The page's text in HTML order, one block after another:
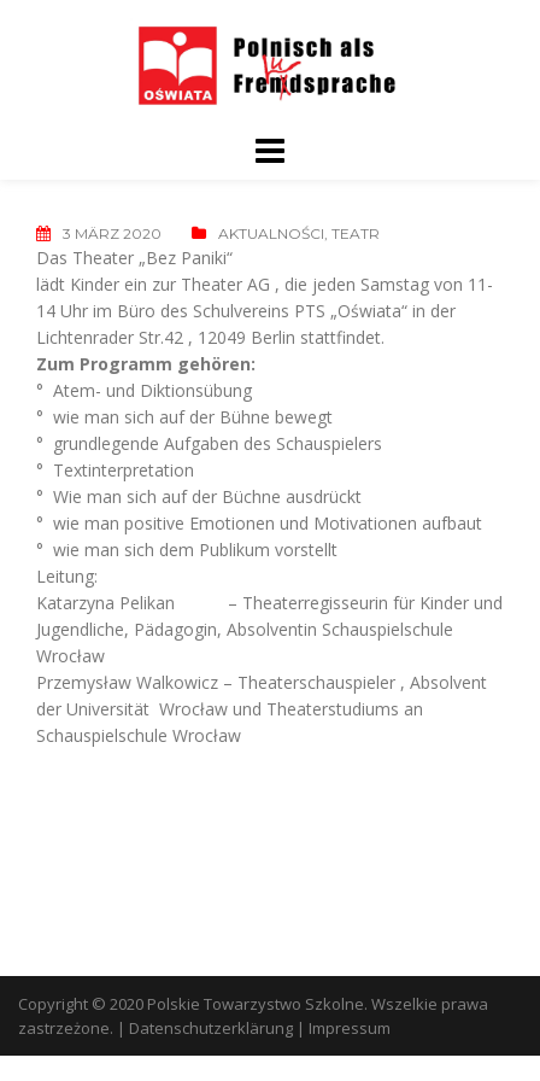
3 MÄRZ 2020 AKTUALNOŚCI, TEATR
Das Theater „Bez Paniki“
lädt Kinder ein zur Theater AG , die jeden Samstag von 11-
14 Uhr im Büro des Schulvereins PTS „Oświata“ in der
Lichtenrader Str.42 , 12049 Berlin stattfindet.
Zum Programm gehören:
° Atem- und Diktionsübung
° wie man sich auf der Bühne bewegt
° grundlegende Aufgaben des Schauspielers
° Textinterpretation
° Wie man sich auf der Büchne ausdrückt
° wie man positive Emotionen und Motivationen aufbaut
° wie man sich dem Publikum vorstellt
Leitung:
Katarzyna Pelikan – Theaterregisseurin für Kinder und
Jugendliche, Pädagogin, Absolventin Schauspielschule
Wrocław
Przemysław Walkowicz – Theaterschauspieler , Absolvent
der Universität Wrocław und Theaterstudiums an
Schauspielschule Wrocław
Copyright © 2020 Polskie Towarzystwo Szkolne. Wszelkie prawa
zastrzeżone. | Datenschutzerklärung | Impressum